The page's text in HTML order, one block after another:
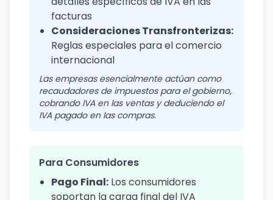
facturas
Consideraciones Transfronterizas:
Reglas especiales para el comercio
internacional
Las empresas esencialmente actúan como
recaudadores de impuestos para el gobierno,
cobrando IVA en las ventas y deduciendo el
IVA pagado en las compras.
Para Consumidores
Pago Final: Los consumidores
soportan la carga final del IVA